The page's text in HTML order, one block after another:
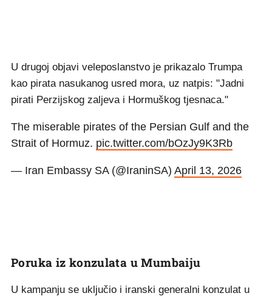
U drugoj objavi veleposlanstvo je prikazalo Trumpa
kao pirata nasukanog usred mora, uz natpis: "Jadni
pirati Perzijskog zaljeva i Hormuškog tjesnaca."
The miserable pirates of the Persian Gulf and the
Strait of Hormuz. pic.twitter.com/bOzJy9K3Rb
— Iran Embassy SA (@IraninSA) April 13, 2026
Poruka iz konzulata u Mumbaiju
U kampanju se uključio i iranski generalni konzulat u